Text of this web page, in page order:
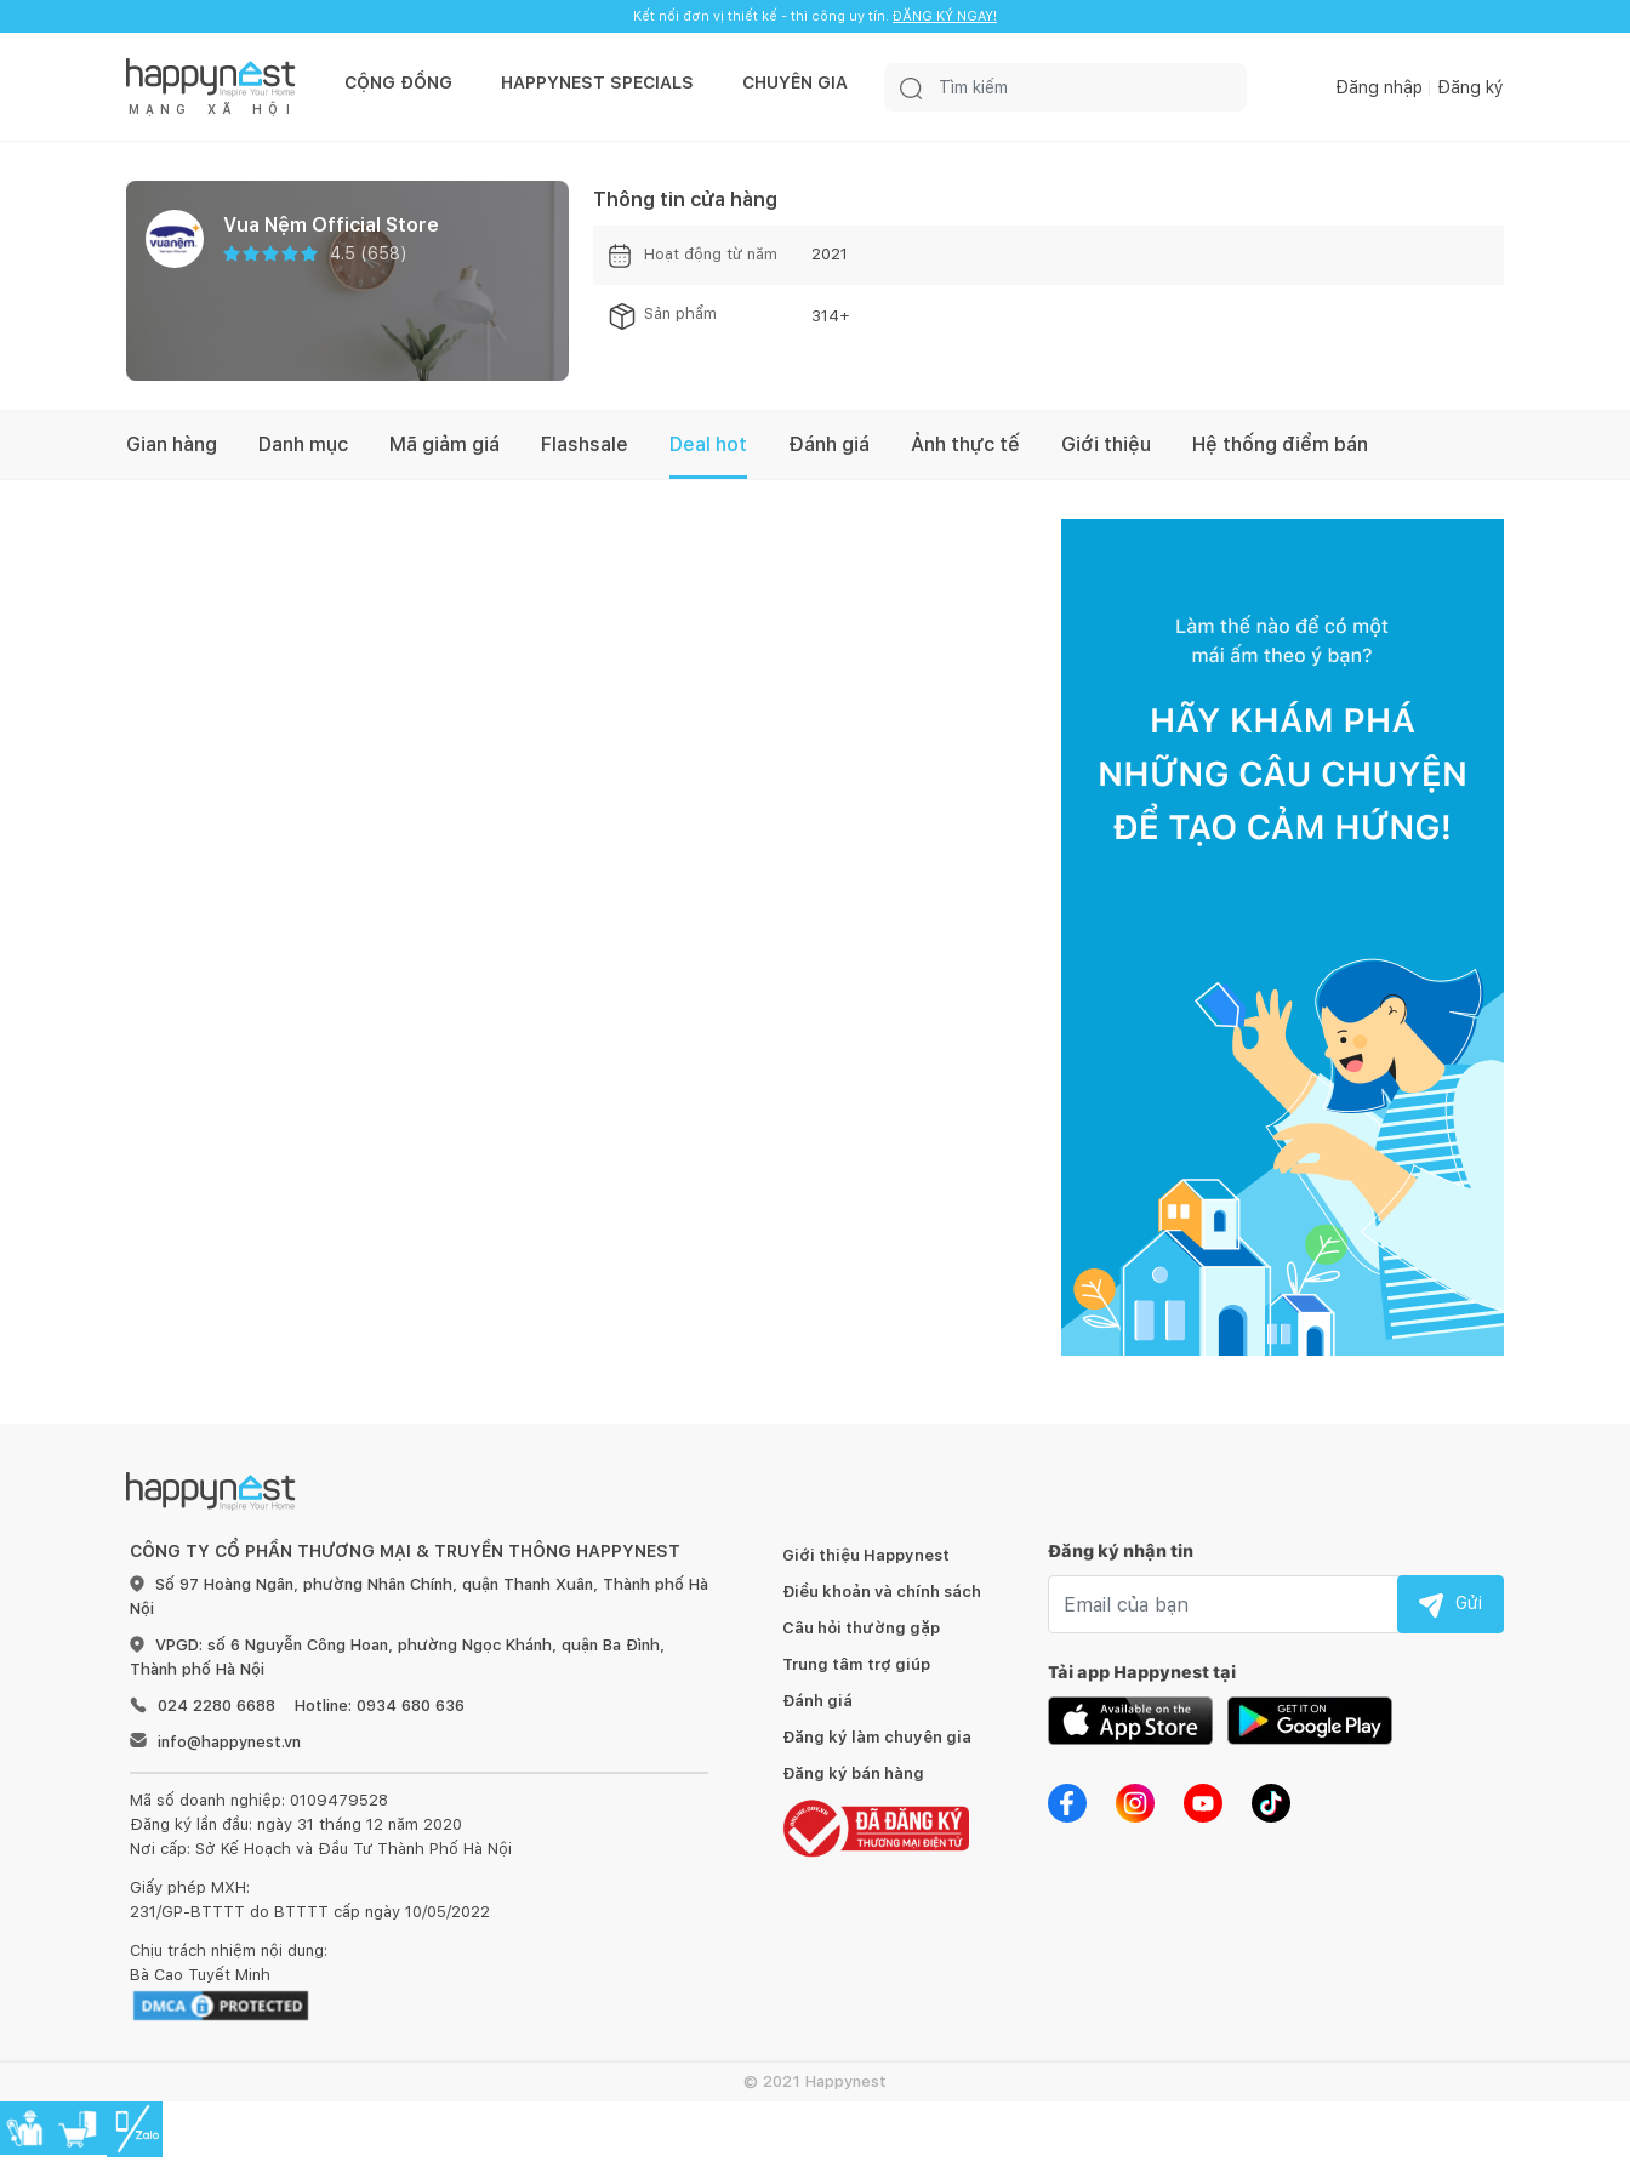
Kết nối đơn vị thiết kế - thi công uy tín. ĐĂNG KÝ NGAY!
M Ạ N G X Ã H Ộ I
CỘNG ĐỒNG HAPPYNEST SPECIALS CHUYÊN GIA Đăng nhập Đăng ký
Vua Nệm Official Store
4.5 (658)
Thông tin cửa hàng
Hoạt động từ năm 2021
Sản phẩm 314+
Gian hàng Danh mục Mã giảm giá Flashsale Deal hot Đánh giá Ảnh thực tế Giới thiệu Hệ thống điểm bán
CÔNG TY CỔ PHẦN THƯƠNG MẠI & TRUYỀN THÔNG HAPPYNEST
Số 97 Hoàng Ngân, phường Nhân Chính, quận Thanh Xuân, Thành phố Hà
Nội
VPGD: số 6 Nguyễn Công Hoan, phường Ngọc Khánh, quận Ba Đình,
Thành phố Hà Nội
024 2280 6688
Hotline: 0934 680 636
info@happynest.vn
Mã số doanh nghiệp: 0109479528
Đăng ký lần đầu: ngày 31 tháng 12 năm 2020
Nơi cấp: Sở Kế Hoạch và Đầu Tư Thành Phố Hà Nội
Giấy phép MXH:
231/GP-BTTTT do BTTTT cấp ngày 10/05/2022
Chịu trách nhiệm nội dung:
Bà Cao Tuyết Minh
Giới thiệu Happynest
Điều khoản và chính sách
Câu hỏi thường gặp
Trung tâm trợ giúp
Đánh giá
Đăng ký làm chuyên gia
Đăng ký bán hàng
Đăng ký nhận tin
Gửi
Tải app Happynest tại
© 2021 Happynest